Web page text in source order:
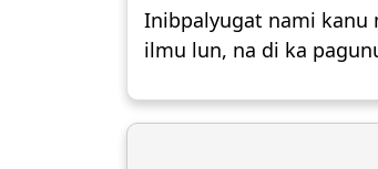
Inibpalyugat nami kanu
ilmu lun, na di ka